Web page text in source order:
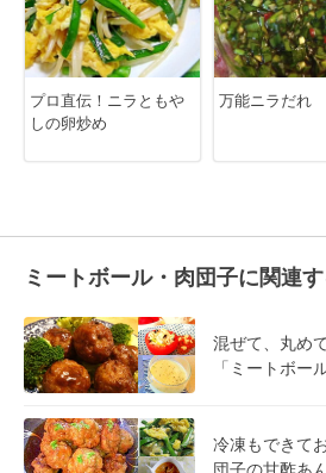
プロ直伝！ニラともや
しの卵炒め
万能ニラだれ
ミートボール・肉団子に関連
混ぜて、丸め
「ミートボー
冷凍もできて
団子の甘酢あ